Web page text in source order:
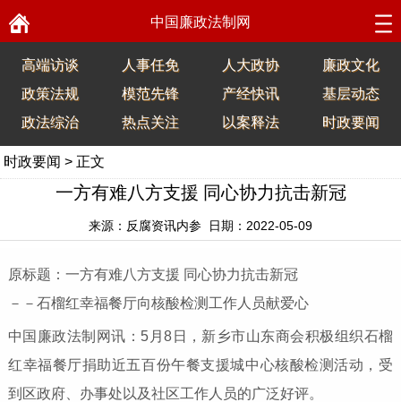
中国廉政法制网
高端访谈 人事任免 人大政协
廉政文化
政策法规
模范先锋 产经快讯
基层动态
政法综治
热点关注 以案释法 时政要闻
时政要闻 > 正文
一方有难八方支援 同心协力抗击新冠
来源：反腐资讯内参 日期：2022-05-09
原标题：一方有难八方支援 同心协力抗击新冠
－－石榴红幸福餐厅向核酸检测工作人员献爱心
中国廉政法制网讯：5月8日，新乡市山东商会积极组织石榴
红幸福餐厅捐助近五百份午餐支援城中心核酸检测活动，受
到区政府、办事处以及社区工作人员的广泛好评。